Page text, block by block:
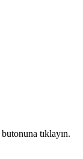
butonuna tıklayın.